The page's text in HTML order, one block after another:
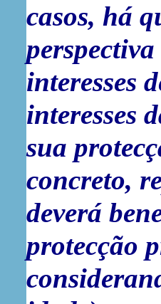
casos, há
interesses
interesses
sua
concreto,
deverá
protecção